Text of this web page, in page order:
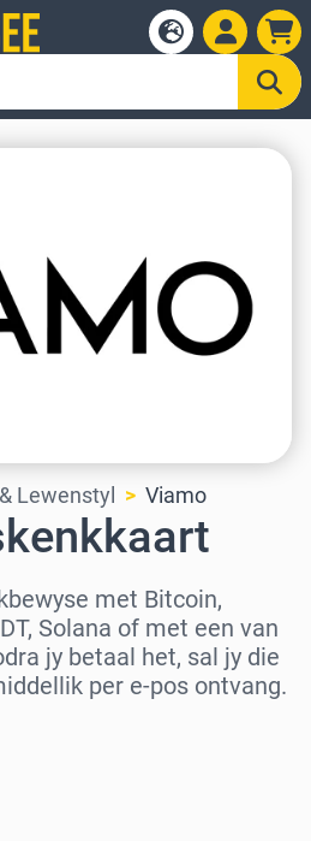
Lewenstyl Viamo
met Bitcoin,
Solana of met een van
jy betaal het, sal jy die
per e-pos ontvang.